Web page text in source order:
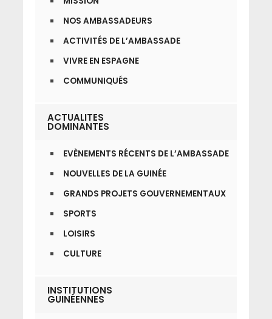
NOS AMBASSADEURS
ACTIVITÉS DE L’AMBASSADE
VIVRE EN ESPAGNE
COMMUNIQUÉS
ACTUALITES
DOMINANTES
EVÈNEMENTS RÉCENTS DE L’AMBASSADE
NOUVELLES DE LA GUINÉE
GRANDS PROJETS GOUVERNEMENTAUX
SPORTS
LOISIRS
CULTURE
INSTITUTIONS
GUINÉENNES